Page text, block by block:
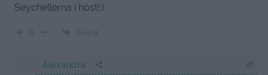
Seychellerna i höst!:)
0 Svara
Alexandra